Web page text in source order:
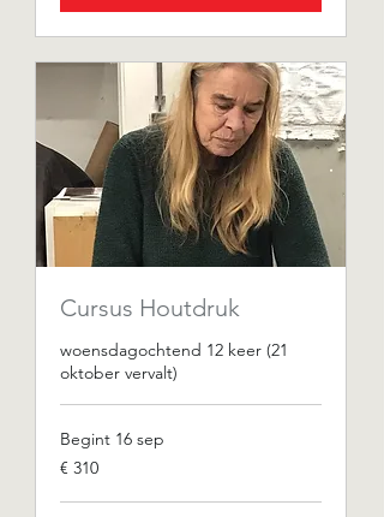
Cursus Houtdruk
woensdagochtend 12 keer (21
oktober vervalt)
Begint 16 sep
310
euro
€ 310